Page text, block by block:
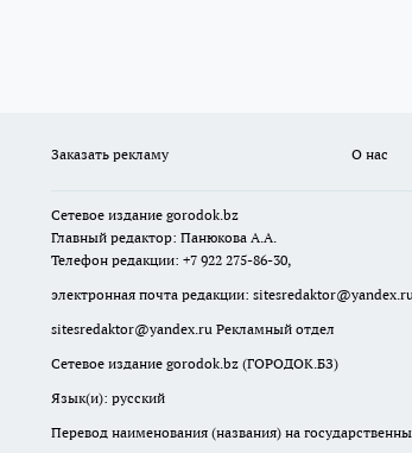
Заказать рекламу О нас
Сетевое издание gorodok.bz
Главный редактор: Панюкова А.А.
Телефон редакции: +7 922 275-86-30,
электронная почта редакции:
sitesredaktor@yandex.ru Рекламный отдел
Сетевое издание gorodok.bz (ГОРОДОК.БЗ)
Язык(и): русский
Перевод наименования (названия) на